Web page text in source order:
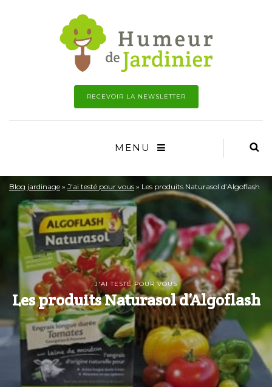
RECEVOIR LA NEWSLETTER
MENU
Blog jardinage » J'ai testé pour vous » Les produits Naturasol d’Algoflash
J'AI TESTÉ POUR VOUS
Les produits Naturasol d’Algoflash